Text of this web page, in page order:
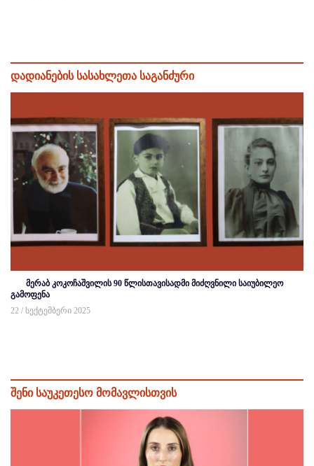
დადიანების სასახლეთა საგანძური
მერაბ კოკოჩაშვილის 90 წლისთავისადმი მიძღვნილი საიუბილეო
გამოფენა
22 / სექტემბერი 2025
შენი საუკეთესო მომავლისთვის